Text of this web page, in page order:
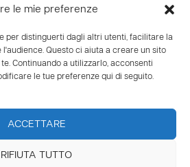
le mie preferenze
per distinguerti dagli altri utenti, facilitare la
Questo ci aiuta a creare un sito
Continuando a utilizzarlo, acconsenti
le tue preferenze qui di seguito.
ACCETTARE
RIFIUTA TUTTO
sono deducibili dalle